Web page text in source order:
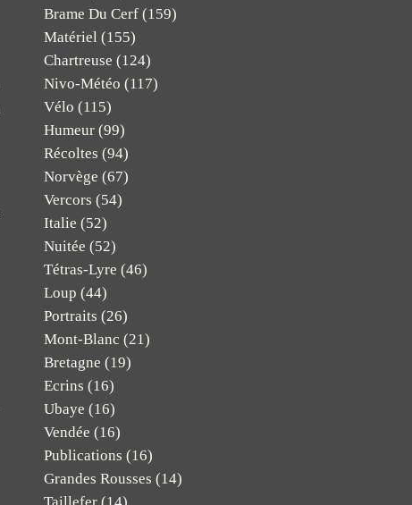
Brame Du Cerf (159)
Matériel (155)
Chartreuse (124)
Nivo-Météo (117)
Vélo (115)
Humeur (99)
Récoltes (94)
Norvège (67)
Vercors (54)
Italie (52)
Nuitée (52)
Tétras-Lyre (46)
Loup (44)
Portraits (26)
Mont-Blanc (21)
Bretagne (19)
Ecrins (16)
Ubaye (16)
Vendée (16)
Publications (16)
Grandes Rousses (14)